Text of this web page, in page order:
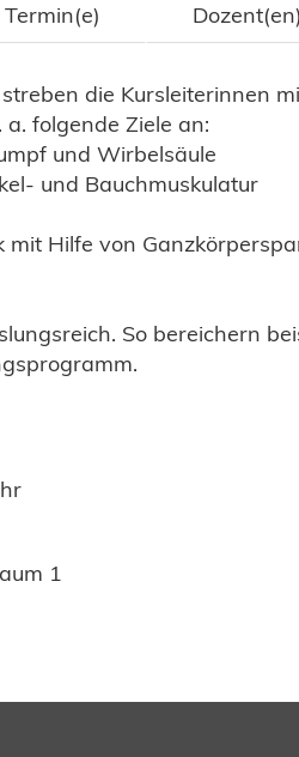
Termin(e) Dozent(en)
die Kursleiterinnen
folgende Ziele an:
und Wirbelsäule
und Bauchmuskulatur
Hilfe von
So bereichern
1